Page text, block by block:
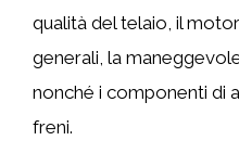
qualità del telaio, il
generali, la
nonché i componenti di
freni.